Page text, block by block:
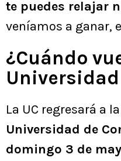
te puedes relajar
veníamos a ganar,
¿Cuándo
La UC regresará a
Universidad de
domingo 3 de